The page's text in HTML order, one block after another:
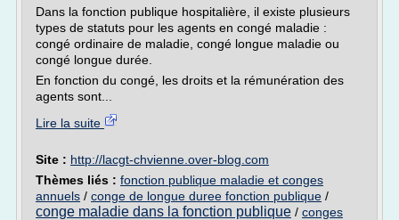
Dans la fonction publique hospitalière, il existe plusieurs
types de statuts pour les agents en congé maladie :
congé ordinaire de maladie, congé longue maladie ou
congé longue durée.
En fonction du congé, les droits et la rémunération des
agents sont...
Lire la suite
Site : http://lacgt-chvienne.over-blog.com
Thèmes liés : fonction publique maladie et conges
annuels / conge de longue duree fonction publique /
conge maladie dans la fonction publique / conges